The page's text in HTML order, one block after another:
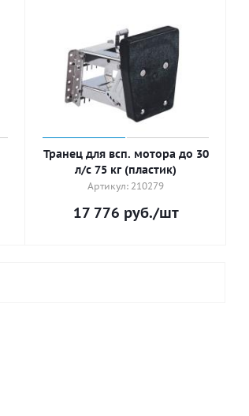
Транец для всп. мотора до 30
л/с 75 кг (пластик)
Артикул: 210279
17 776 руб./шт